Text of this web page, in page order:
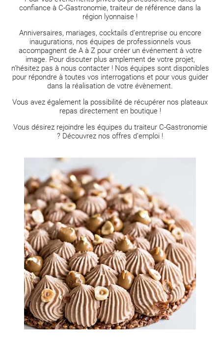
confiance à C-Gastronomie, traiteur de référence dans la
région lyonnaise !
Anniversaires, mariages, cocktails d’entreprise ou encore
inaugurations, nos équipes de professionnels vous
accompagnent de A à Z pour créer un événement à votre
image. Pour discuter plus amplement de votre projet,
n’hésitez pas à nous contacter ! Nos équipes sont disponibles
pour répondre à toutes vos interrogations et pour vous guider
dans la réalisation de votre évènement.
Vous avez également la possibilité de récupérer nos plateaux
repas directement en boutique !
Vous désirez rejoindre les équipes du traiteur C-Gastronomie
? Découvrez nos offres d’emploi !